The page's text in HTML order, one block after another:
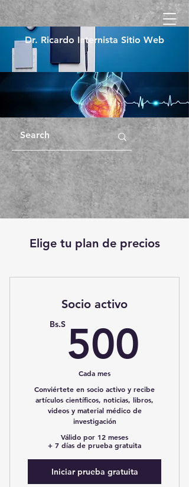
Dr. Ricardo Internista Sitio Web
Elige tu plan de precios
Socio activo
Bs.S 500
Cada mes
Conviértete en socio activo y recibe
artículos científicos, noticias, libros,
videos y material médico de
investigación
Válido por 12 meses
+ 7 días de prueba gratuita
Iniciar prueba gratuita